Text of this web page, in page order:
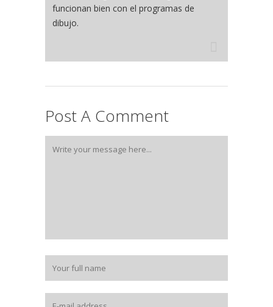
funcionan bien con el programas de
dibujo.
Post A Comment